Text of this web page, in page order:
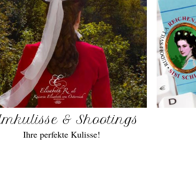
& Shootings
Ihre perfekte Kulisse!